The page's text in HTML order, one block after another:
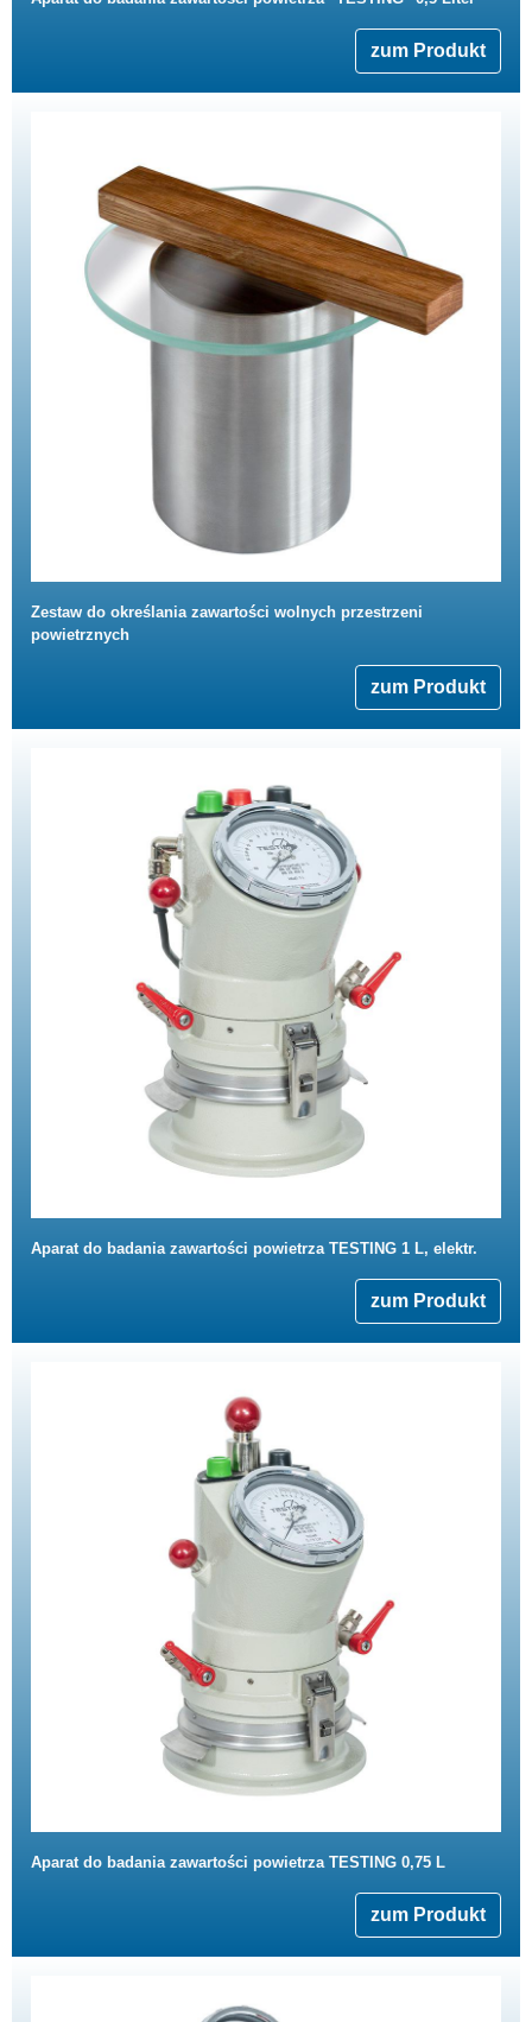
zum Produkt
Zestaw do określania zawartości wolnych przestrzeni
powietrznych
zum Produkt
Aparat do badania zawartości powietrza TESTING 1 L, elektr.
zum Produkt
Aparat do badania zawartości powietrza TESTING 0,75 L
zum Produkt